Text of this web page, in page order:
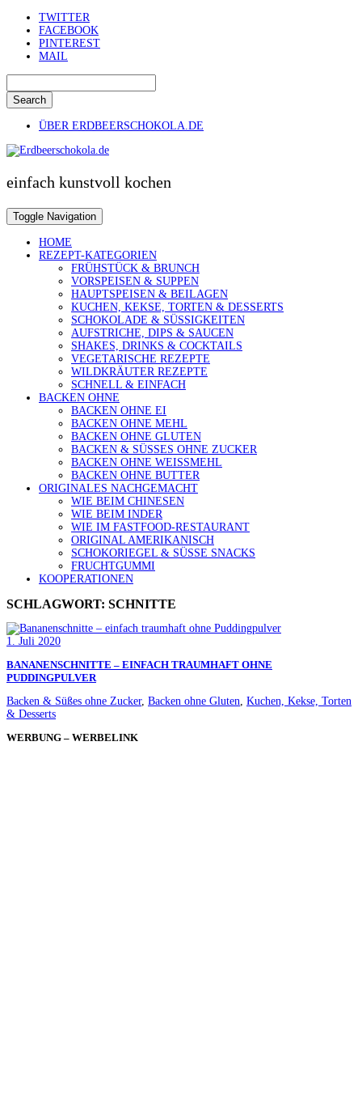
content
TWITTER
FACEBOOK
PINTEREST
MAIL
Search
ÜBER ERDBEERSCHOKOLA.DE
einfach kunstvoll kochen
Toggle Navigation
HOME
REZEPT-KATEGORIEN
FRÜHSTÜCK & BRUNCH
VORSPEISEN & SUPPEN
HAUPTSPEISEN & BEILAGEN
KUCHEN, KEKSE, TORTEN & DESSERTS
SCHOKOLADE & SÜSSIGKEITEN
AUFSTRICHE, DIPS & SAUCEN
SHAKES, DRINKS & COCKTAILS
VEGETARISCHE REZEPTE
WILDKRÄUTER REZEPTE
SCHNELL & EINFACH
BACKEN OHNE
BACKEN OHNE EI
BACKEN OHNE MEHL
BACKEN OHNE GLUTEN
BACKEN & SÜSSES OHNE ZUCKER
BACKEN OHNE WEISSMEHL
BACKEN OHNE BUTTER
ORIGINALES NACHGEMACHT
WIE BEIM CHINESEN
WIE BEIM INDER
WIE IM FASTFOOD-RESTAURANT
ORIGINAL AMERIKANISCH
SCHOKORIEGEL & SÜSSE SNACKS
FRUCHTGUMMI
KOOPERATIONEN
SCHLAGWORT: SCHNITTE
1. Juli 2020
BANANENSCHNITTE – EINFACH TRAUMHAFT OHNE
PUDDINGPULVER
Backen & Süßes ohne Zucker, Backen ohne Gluten, Kuchen, Kekse, Torten
& Desserts
WERBUNG – WERBELINK